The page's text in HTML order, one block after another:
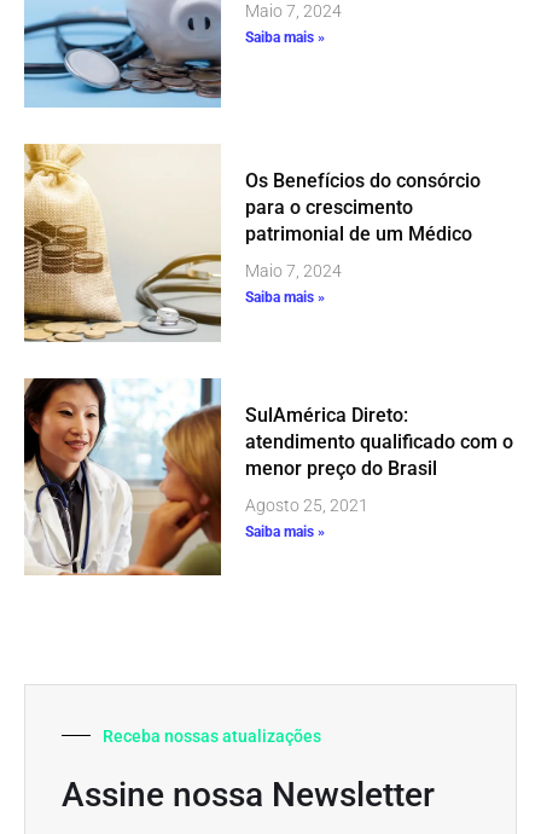
Maio 7, 2024
Saiba mais »
Os Benefícios do consórcio
para o crescimento
patrimonial de um Médico
Maio 7, 2024
Saiba mais »
SulAmérica Direto:
atendimento qualificado com o
menor preço do Brasil
Agosto 25, 2021
Saiba mais »
Receba nossas atualizações
Assine nossa Newsletter